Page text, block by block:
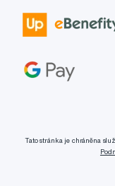
Tato stránka je chráněna